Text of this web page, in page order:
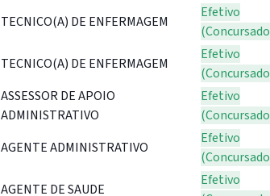
TECNICO(A) DE ENFERMAGEM
Efetivo
TECNICO(A) DE ENFERMAGEM
Efetivo
ASSESSOR DE APOIO
ADMINISTRATIVO
Efetivo
AGENTE ADMINISTRATIVO
Efetivo
AGENTE DE SAUDE
Efetivo